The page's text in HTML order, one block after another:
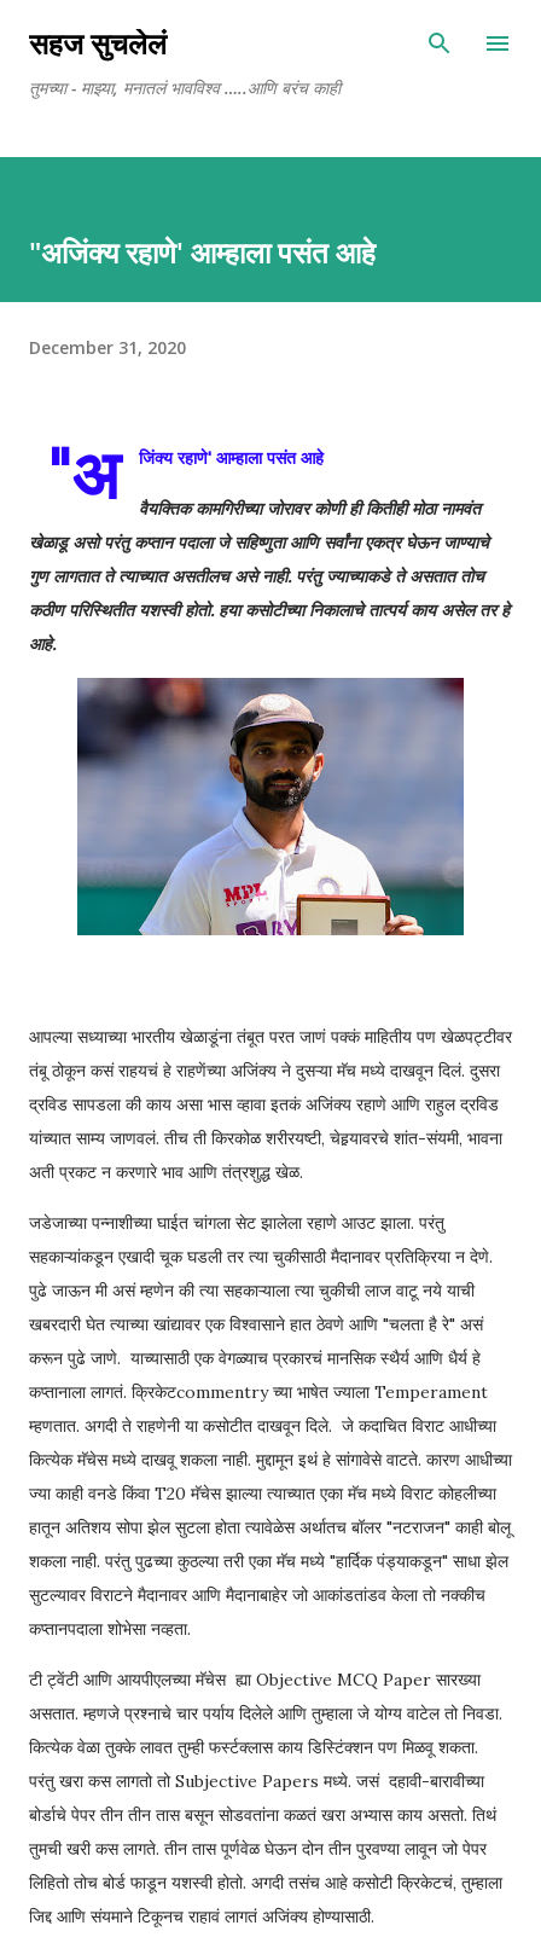
सहज सुचलेलं
तुमच्या - माझ्या, मनातलं भावविश्व …..आणि बरंच काही
"अजिंक्य रहाणे' आम्हाला पसंत आहे
December 31, 2020
"अ जिंक्य रहाणे' आम्हाला पसंत आहे
वैयक्तिक कामगिरीच्या जोरावर कोणी ही कितीही मोठा नामवंत
खेळाडू असो परंतु कप्तान पदाला जे सहिष्णुता आणि सर्वांना एकत्र घेऊन जाण्याचे
गुण लागतात ते त्याच्यात असतीलच असे नाही. परंतु ज्याच्याकडे ते असतात तोच
कठीण परिस्थितीत यशस्वी होतो. हया कसोटीच्या निकालाचे तात्पर्य काय असेल तर हे
आहे.
आपल्या सध्याच्या भारतीय खेळाडूंना तंबूत परत जाणं पक्कं माहितीय पण खेळपट्टीवर
तंबू ठोकून कसं राहयचं हे राहणेंच्या अजिंक्य ने दुसऱ्या मॅच मध्ये दाखवून दिलं. दुसरा
द्रविड सापडला की काय असा भास व्हावा इतकं अजिंक्य रहाणे आणि राहुल द्रविड
यांच्यात साम्य जाणवलं. तीच ती किरकोळ शरीरयष्टी, चेहर्‍यावरचे शांत-संयमी, भावना
अती प्रकट न करणारे भाव आणि तंत्रशुद्ध खेळ.
जडेजाच्या पन्नाशीच्या घाईत चांगला सेट झालेला रहाणे आउट झाला. परंतु
सहकाऱ्यांकडून एखादी चूक घडली तर त्या चुकीसाठी मैदानावर प्रतिक्रिया न देणे.
पुढे जाऊन मी असं म्हणेन की त्या सहकाऱ्याला त्या चुकीची लाज वाटू नये याची
खबरदारी घेत त्याच्या खांद्यावर एक विश्वासाने हात ठेवणे आणि "चलता है रे" असं
करून पुढे जाणे. याच्यासाठी एक वेगळ्याच प्रकारचं मानसिक स्थैर्य आणि धैर्य हे
कप्तानाला लागतं. क्रिकेटcommentry च्या भाषेत ज्याला Temperament
म्हणतात. अगदी ते राहणेनी या कसोटीत दाखवून दिले. जे कदाचित विराट आधीच्या
कित्येक मॅचेस मध्ये दाखवू शकला नाही. मुद्दामून इथं हे सांगावेसे वाटते. कारण आधीच्या
ज्या काही वनडे किंवा T20 मॅचेस झाल्या त्याच्यात एका मॅच मध्ये विराट कोहलीच्या
हातून अतिशय सोपा झेल सुटला होता त्यावेळेस अर्थातच बॉलर "नटराजन" काही बोलू
शकला नाही. परंतु पुढच्या कुठल्या तरी एका मॅच मध्ये "हार्दिक पंड्याकडून" साधा झेल
सुटल्यावर विराटने मैदानावर आणि मैदानाबाहेर जो आकांडतांडव केला तो नक्कीच
कप्तानपदाला शोभेसा नव्हता.
टी ट्वेंटी आणि आयपीएलच्या मॅचेस ह्या Objective MCQ Paper सारख्या
असतात. म्हणजे प्रश्नाचे चार पर्याय दिलेले आणि तुम्हाला जे योग्य वाटेल तो निवडा.
कित्येक वेळा तुक्के लावत तुम्ही फर्स्टक्लास काय डिस्टिंक्शन पण मिळवू शकता.
परंतु खरा कस लागतो तो Subjective Papers मध्ये. जसं दहावी-बारावीच्या
बोर्डाचे पेपर तीन तीन तास बसून सोडवतांना कळतं खरा अभ्यास काय असतो. तिथं
तुमची खरी कस लागते. तीन तास पूर्णवेळ घेऊन दोन तीन पुरवण्या लावून जो पेपर
लिहितो तोच बोर्ड फाडून यशस्वी होतो. अगदी तसंच आहे कसोटी क्रिकेटचं, तुम्हाला
जिद्द आणि संयमाने टिकूनच राहावं लागतं अजिंक्य होण्यासाठी.